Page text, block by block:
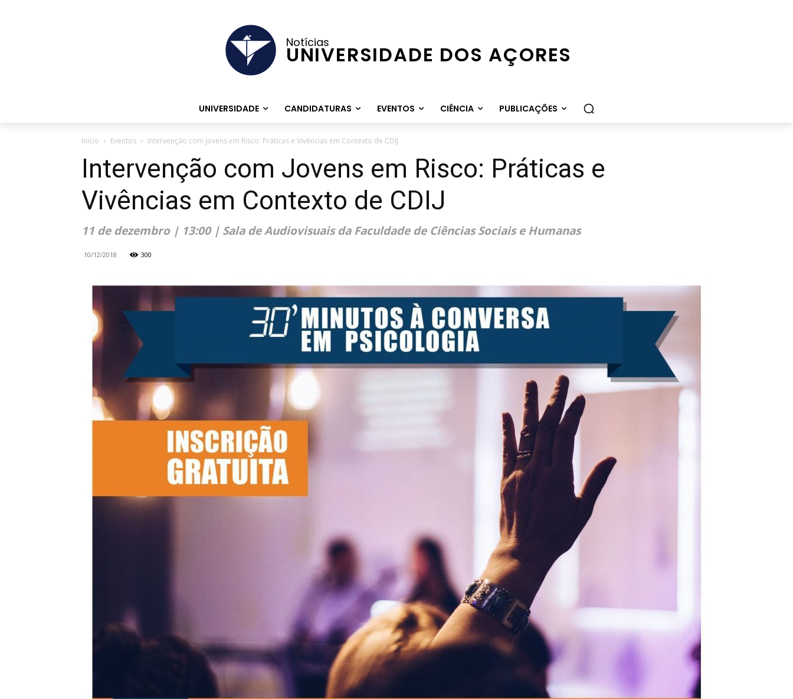
Notícias
UNIVERSIDADE DOS AÇORES
UNIVERSIDADE CANDIDATURAS EVENTOS CIÊNCIA PUBLICAÇÕES
Início Eventos Intervenção com Jovens em Risco: Práticas e Vivências em Contexto de CDIJ
Intervenção com Jovens em Risco: Práticas e
Vivências em Contexto de CDIJ
11 de dezembro | 13:00 | Sala de Audiovisuais da Faculdade de Ciências Sociais e Humanas
10/12/2018 300